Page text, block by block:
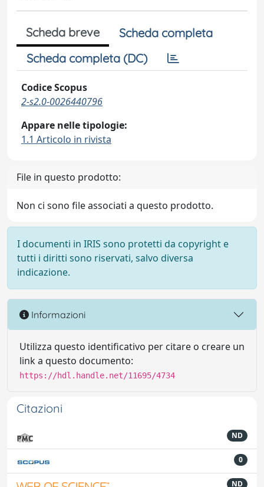
Scheda breve
Scheda completa
Scheda completa (DC)
Codice Scopus
2-s2.0-0026440796
Appare nelle tipologie:
1.1 Articolo in rivista
File in questo prodotto:
Non ci sono file associati a questo prodotto.
I documenti in IRIS sono protetti da copyright e
tutti i diritti sono riservati, salvo diversa
indicazione.
Informazioni
Utilizza questo identificativo per citare o creare un
link a questo documento:
https://hdl.handle.net/11695/4734
Citazioni
ND
0
ND